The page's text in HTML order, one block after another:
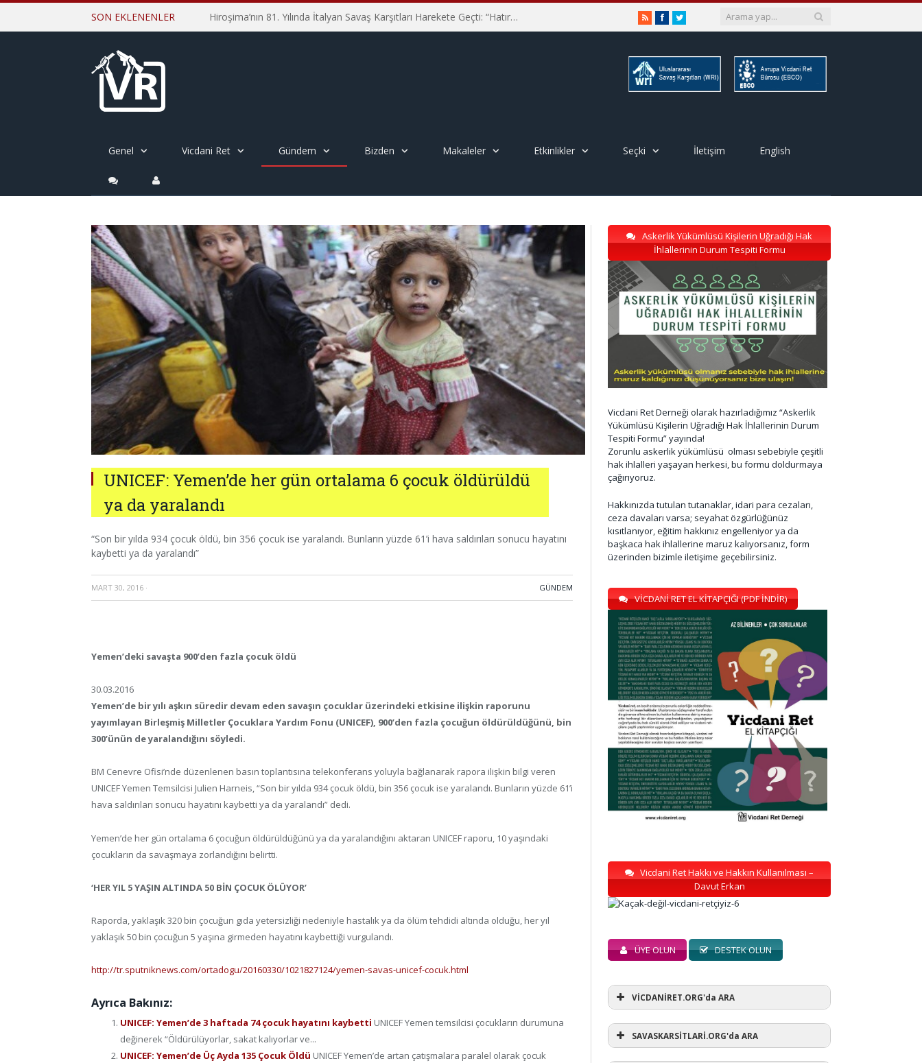
SON EKLENENLER Hiroşima’nın 81. Yılında İtalyan Savaş Karşıtları Harekete Geçti: “Hatırlamak yeterli değil” RSSFacebookTwitter
Genel Vicdani Ret Gündem Bizden Makaleler Etkinlikler Seçki İletişim English
UNICEF: Yemen’de her gün ortalama 6 çocuk öldürüldü
ya da yaralandı
“Son bir yılda 934 çocuk öldü, bin 356 çocuk ise yaralandı. Bunların yüzde 61’i hava saldırıları sonucu hayatını
kaybetti ya da yaralandı”
MART 30, 2016 · GÜNDEM
Yemen’deki savaşta 900’den fazla çocuk öldü
30.03.2016
Yemen’de bir yılı aşkın süredir devam eden savaşın çocuklar üzerindeki etkisine ilişkin raporunu
yayımlayan Birleşmiş Milletler Çocuklara Yardım Fonu (UNICEF), 900’den fazla çocuğun öldürüldüğünü, bin
300’ünün de yaralandığını söyledi.
BM Cenevre Ofisi’nde düzenlenen basın toplantısına telekonferans yoluyla bağlanarak rapora ilişkin bilgi veren
UNICEF Yemen Temsilcisi Julien Harneis, “Son bir yılda 934 çocuk öldü, bin 356 çocuk ise yaralandı. Bunların yüzde 61’i
hava saldırıları sonucu hayatını kaybetti ya da yaralandı” dedi.
Yemen’de her gün ortalama 6 çocuğun öldürüldüğünü ya da yaralandığını aktaran UNICEF raporu, 10 yaşındaki
çocukların da savaşmaya zorlandığını belirtti.
‘HER YIL 5 YAŞIN ALTINDA 50 BİN ÇOCUK ÖLÜYOR’
Raporda, yaklaşık 320 bin çocuğun gıda yetersizliği nedeniyle hastalık ya da ölüm tehdidi altında olduğu, her yıl
yaklaşık 50 bin çocuğun 5 yaşına girmeden hayatını kaybettiği vurgulandı.
http://tr.sputniknews.com/ortadogu/20160330/1021827124/yemen-savas-unicef-cocuk.html
Ayrıca Bakınız:
UNICEF: Yemen’de 3 haftada 74 çocuk hayatını kaybetti UNICEF Yemen temsilcisi çocukların durumuna
değinerek “Öldürülüyorlar, sakat kalıyorlar ve...
UNICEF: Yemen’de Üç Ayda 135 Çocuk Öldü UNICEF Yemen’de artan çatışmalara paralel olarak çocuk
Askerlik Yükümlüsü Kişilerin Uğradığı Hak
İhlallerinin Durum Tespiti Formu
Vicdani Ret Derneği olarak hazırladığımız “Askerlik
Yükümlüsü Kişilerin Uğradığı Hak İhlallerinin Durum
Tespiti Formu” yayında!
Zorunlu askerlik yükümlüsü olması sebebiyle çeşitli
hak ihlalleri yaşayan herkesi, bu formu doldurmaya
çağırıyoruz.
Hakkınızda tutulan tutanaklar, idari para cezaları,
ceza davaları varsa; seyahat özgürlüğünüz
kısıtlanıyor, eğitim hakkınız engelleniyor ya da
başkaca hak ihlallerine maruz kalıyorsanız, form
üzerinden bizimle iletişime geçebilirsiniz.
VİCDANİ RET EL KİTAPÇIĞI (PDF İNDİR)
Vicdani Ret Hakkı ve Hakkın Kullanılması –
Davut Erkan
ÜYE OLUN DESTEK OLUN
VİCDANİRET.ORG'da ARA
SAVASKARSİTLARİ.ORG'da ARA